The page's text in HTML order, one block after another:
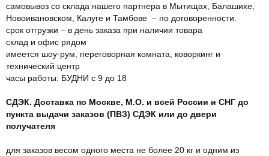
самовывоз со склада нашего партнера в Мытищах, Балашихе,
Новоивановском, Калуге и Тамбове – по договоренности.
срок отгрузки – в день заказа при наличии товара
склад и офис рядом
имеется шоу-рум, переговорная комната, коворкинг и
технический центр
часы работы: БУДНИ с 9 до 18
СДЭК. Доставка по Москве, М.О. и всей России и СНГ до
пункта выдачи заказов (ПВЗ) СДЭК или до двери
получателя
для заказов весом одного места не более 20 кг и одним из